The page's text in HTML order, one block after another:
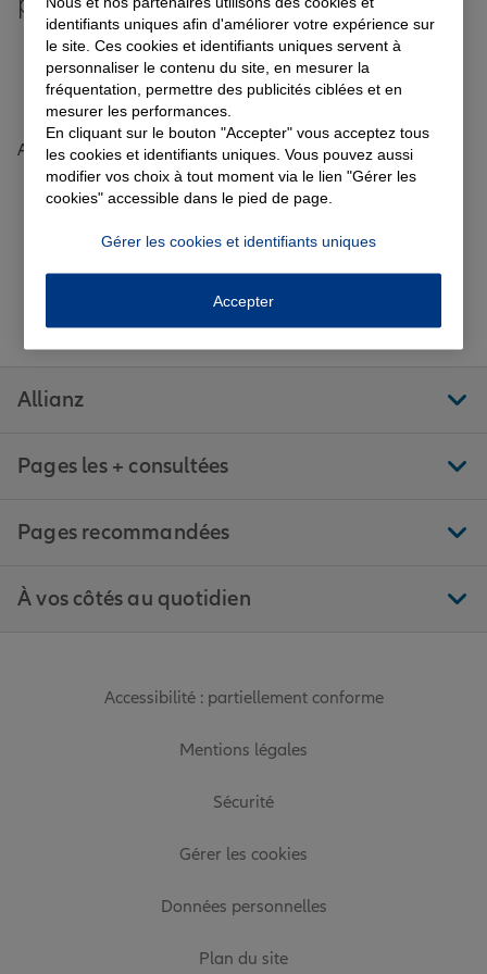
Garantie des accidents de la vie
Assurance scolaire
Tous nos devis d'assurance
Toutes les agences Allianz de France
Tous nos guides et conseils Allianz
Accueil Trouver une agence Allianz Eure-et-Loir
Nogent-le-Rotrou NOGENT LE ROTROU
Avis agence NOGENT LE ROTROU
Aller sur la page Facebook de Allianz
Aller sur la page Twitter de
Allianz
Pages les + consultées
Pages recommandées
À vos côtés au quotidien
Accessibilité : partiellement conforme
Mentions légales
Sécurité
Gérer les cookies
Données personnelles
Plan du site
identifiants uniques afin d'améliorer votre expérience sur
le site. Ces cookies et identifiants uniques servent à
personnaliser le contenu du site, en mesurer la
fréquentation, permettre des publicités ciblées et en
mesurer les performances.
En cliquant sur le bouton "Accepter" vous acceptez tous
les cookies et identifiants uniques. Vous pouvez aussi
modifier vos choix à tout moment via le lien "Gérer les
cookies" accessible dans le pied de page.
Gérer les cookies et identifiants uniques
Accepter